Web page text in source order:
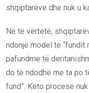
shqiptarëve dhe nuk u
Në të vërtetë,
ndonjë model të “fundit
pafundme të
do të ndodhë me ta po
fund”. Këto procese